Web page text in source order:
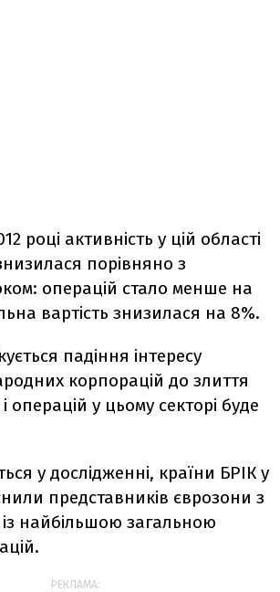
році активність у цій області
порівняно з
операцій стало менше на
вартість знизилася на 8%.
падіння інтересу
корпорацій до злиття
операцій у цьому секторі буде
у дослідженні, країни БРІК у
представників єврозони з
найбільшою загальною
РЕКЛАМА: